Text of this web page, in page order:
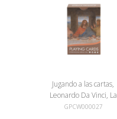
Jugando a las cartas,
Leonardo Da Vinci, La
última cena
GPCW000027